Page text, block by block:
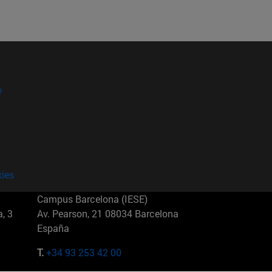
3
Campus Barcelona (IESE)
Av. Pearson, 21 08034 Barcelona
España
T.+34 93 253 42 00